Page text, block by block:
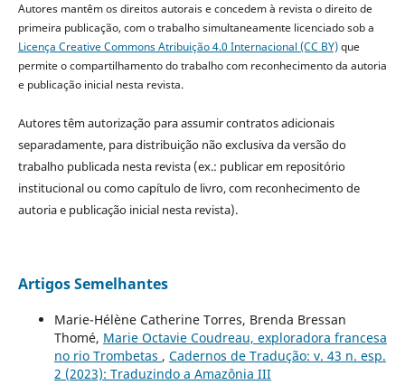
Autores mantêm os direitos autorais e concedem à revista o direito de
primeira publicação, com o trabalho simultaneamente licenciado sob a
Licença Creative Commons Atribuição 4.0 Internacional (CC BY)que
permite o compartilhamento do trabalho com reconhecimento da autoria
e publicação inicial nesta revista.
Autores têm autorização para assumir contratos adicionais
separadamente, para distribuição não exclusiva da versão do
trabalho publicada nesta revista (ex.: publicar em repositório
institucional ou como capítulo de livro, com reconhecimento de
autoria e publicação inicial nesta revista).
Artigos Semelhantes
Marie-Hélène Catherine Torres, Brenda Bressan
Thomé, Marie Octavie Coudreau, exploradora francesa
no rio Trombetas , Cadernos de Tradução: v. 43 n. esp.
2 (2023): Traduzindo a Amazônia III